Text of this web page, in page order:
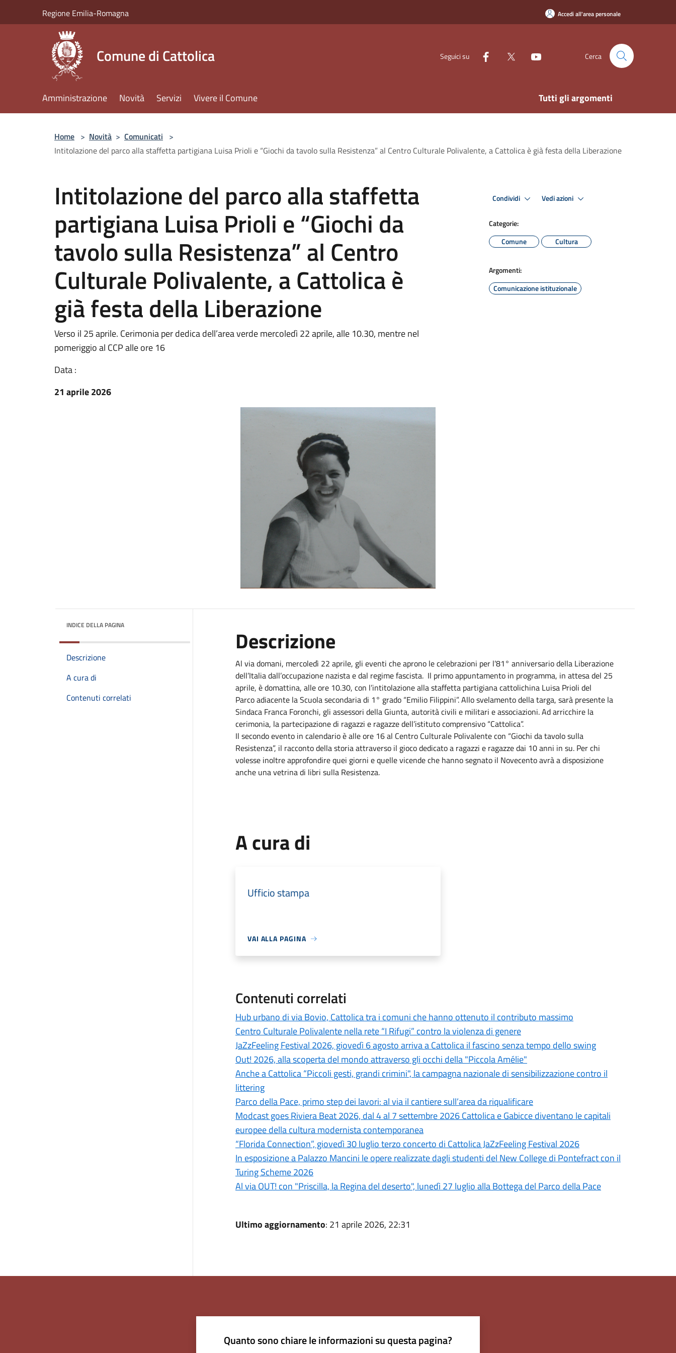
Regione Emilia-Romagna Accedi all'area personale
Comune di Cattolica Seguici su Cerca
Amministrazione Novità Servizi Vivere il Comune Tutti gli argomenti
Home > Novità > Comunicati >
Intitolazione del parco alla staffetta partigiana Luisa Prioli e “Giochi da tavolo sulla Resistenza” al Centro Culturale Polivalente, a Cattolica è già festa della Liberazione
Intitolazione del parco alla staffetta
partigiana Luisa Prioli e “Giochi da
tavolo sulla Resistenza” al Centro
Culturale Polivalente, a Cattolica è
già festa della Liberazione
Verso il 25 aprile. Cerimonia per dedica dell’area verde mercoledì 22 aprile, alle 10.30, mentre nel
pomeriggio al CCP alle ore 16
Data :
21 aprile 2026
Condividi Vedi azioni
Categorie:
Comune
Cultura
Argomenti:
Comunicazione istituzionale
INDICE DELLA PAGINA
Descrizione
A cura di
Contenuti correlati
Descrizione
Al via domani, mercoledì 22 aprile, gli eventi che aprono le celebrazioni per l’81° anniversario della Liberazione
dell’Italia dall’occupazione nazista e dal regime fascista. Il primo appuntamento in programma, in attesa del 25
aprile, è domattina, alle ore 10.30, con l’intitolazione alla staffetta partigiana cattolichina Luisa Prioli del
Parco adiacente la Scuola secondaria di 1° grado “Emilio Filippini”. Allo svelamento della targa, sarà presente la
Sindaca Franca Foronchi, gli assessori della Giunta, autorità civili e militari e associazioni. Ad arricchire la
cerimonia, la partecipazione di ragazzi e ragazze dell’istituto comprensivo “Cattolica”.
Il secondo evento in calendario è alle ore 16 al Centro Culturale Polivalente con “Giochi da tavolo sulla
Resistenza”, il racconto della storia attraverso il gioco dedicato a ragazzi e ragazze dai 10 anni in su. Per chi
volesse inoltre approfondire quei giorni e quelle vicende che hanno segnato il Novecento avrà a disposizione
anche una vetrina di libri sulla Resistenza.
A cura di
Ufficio stampa
VAI ALLA PAGINA
Contenuti correlati
Hub urbano di via Bovio, Cattolica tra i comuni che hanno ottenuto il contributo massimo
Centro Culturale Polivalente nella rete “I Rifugi” contro la violenza di genere
JaZzFeeling Festival 2026, giovedì 6 agosto arriva a Cattolica il fascino senza tempo dello swing
Out! 2026, alla scoperta del mondo attraverso gli occhi della "Piccola Amélie"
Anche a Cattolica “Piccoli gesti, grandi crimini", la campagna nazionale di sensibilizzazione contro il
littering
Parco della Pace, primo step dei lavori: al via il cantiere sull’area da riqualificare
Modcast goes Riviera Beat 2026, dal 4 al 7 settembre 2026 Cattolica e Gabicce diventano le capitali
europee della cultura modernista contemporanea
“Florida Connection”, giovedì 30 luglio terzo concerto di Cattolica JaZzFeeling Festival 2026
In esposizione a Palazzo Mancini le opere realizzate dagli studenti del New College di Pontefract con il
Turing Scheme 2026
Al via OUT! con "Priscilla, la Regina del deserto", lunedì 27 luglio alla Bottega del Parco della Pace
Ultimo aggiornamento: 21 aprile 2026, 22:31
Quanto sono chiare le informazioni su questa pagina?